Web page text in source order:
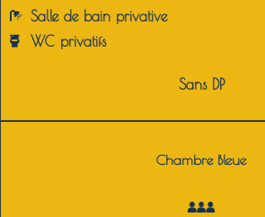
Salle de bain privative
WC privatifs
Sans DP
Chambre Bleue